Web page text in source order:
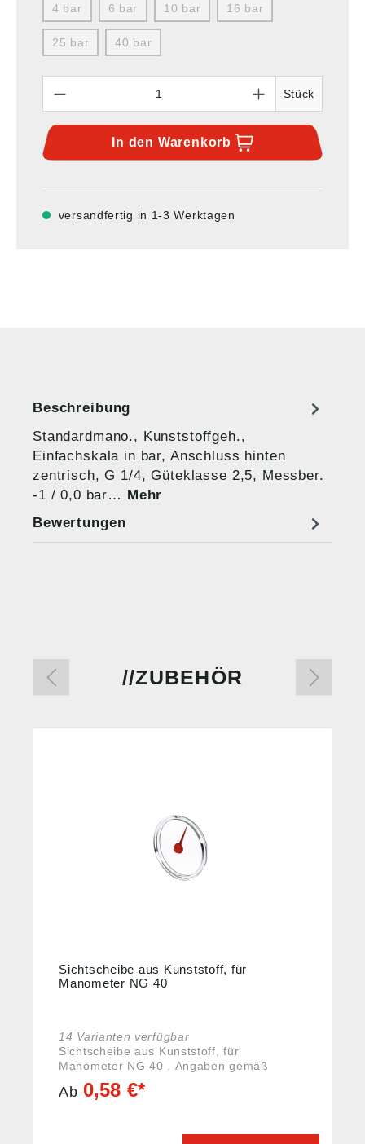
4 bar 6 bar 10 bar 16 bar
25 bar 40 bar
Stück
In den Warenkorb
versandfertig in 1-3 Werktagen
Beschreibung
Standardmano., Kunststoffgeh.,
Einfachskala in bar, Anschluss hinten
zentrisch, G 1/4, Güteklasse 2,5, Messber.
-1 / 0,0 bar… Mehr
Bewertungen
ZUBEHÖR
Sichtscheibe aus Kunststoff, für
Manometer NG 40
14 Varianten verfügbar
Sichtscheibe aus Kunststoff, für
Manometer NG 40 . Angaben gemäß
Produktsicherheitsverordnung ((EU)
2023/988): Riegler & Co. KG, Schützenstr.
Ab 0,58 €*